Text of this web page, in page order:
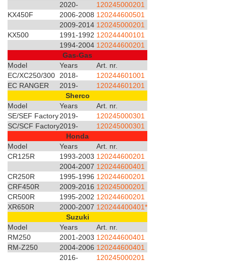
2020-
120245000201
KX450F
2006-2008 120244600501
2009-2014 120245000201
KX500
1991-1992 120244400101
1994-2004 120244600201
Gas-Gas
Model
Years
Art. nr.
EC/XC250/300 2018-
120244601001
EC RANGER
2019-
120244601201
Sherco
Model
Years
Art. nr.
SE/SEF Factory2019-
120245000301
SC/SCF Factory2019-
120245000301
Honda
Model
Years
Art. nr.
CR125R
1993-2003 120244600201
2004-2007 120244600401
CR250R
1995-1996 120244600201
CRF450R
2009-2016 120245000201
CR500R
1995-2002 120244600201
XR650R
2000-2007 120244400401*
Suzuki
Model
Years
Art. nr.
RM250
2001-2003 120244600401
RM-Z250
2004-2006 120244600401
2016-
120245000201